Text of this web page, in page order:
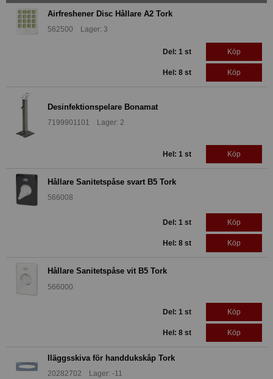
Airfreshener Disc Hållare A2 Tork
562500 Lager: 3
Del: 1 st Köp
Hel: 8 st Köp
Desinfektionspelare Bonamat
7199901101 Lager: 2
Hel: 1 st Köp
Hållare Sanitetspåse svart B5 Tork
566008
Del: 1 st Köp
Hel: 8 st Köp
Hållare Sanitetspåse vit B5 Tork
566000
Del: 1 st Köp
Hel: 8 st Köp
Iläggsskiva för handdukskåp Tork
20282702 Lager: -11